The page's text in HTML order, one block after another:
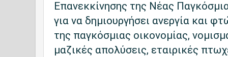
Επανεκκίνησης της Νέας
για να δημιουργήσει ανεργία και
της παγκόσμιας οικονομίας,
μαζικές απολύσεις, εταιρικές